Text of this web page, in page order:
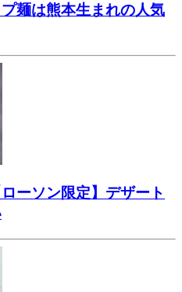
麺は熊本生まれの人気
ーソン限定】デザート